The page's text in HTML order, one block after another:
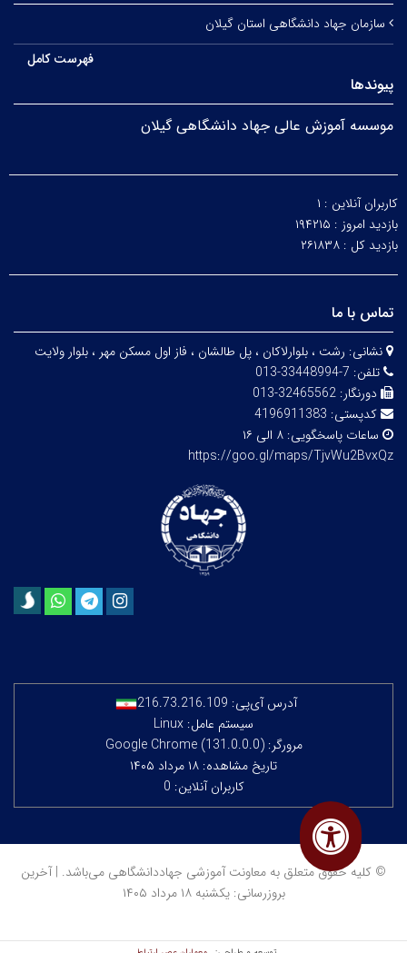
سازمان جهاد دانشگاهی استان گیلان
فهرست کامل
پیوندها
موسسه آموزش عالی جهاد دانشگاهی گیلان
کاربران آنلاین : ۱
بازدید امروز : ۱۹۴۲۱۵
بازدید کل : ۲۶۱۸۳۸
تماس با ما
نشانی: رشت ، بلوارلاکان ، پل طالشان ، فاز اول مسکن مهر ، بلوار ولایت
تلفن: 7-33448994-013
دورنگار: 32465562-013
کدپستی: 4196911383
ساعات پاسخگویی: ۸ الی ۱۶
https://goo.gl/maps/TjvWu2BvxQz
آدرس آی‌پی: 216.73.216.109
سیستم عامل: Linux
مرورگر: Google Chrome (131.0.0.0)
تاریخ مشاهده: ۱۸ مرداد ۱۴۰۵
کاربران آنلاین: 0
© کلیه حقوق متعلق به معاونت آموزشی جهاددانشگاهی می‌باشد. | آخرین
بروزرسانی: یکشنبه ۱۸ مرداد ۱۴۰۵